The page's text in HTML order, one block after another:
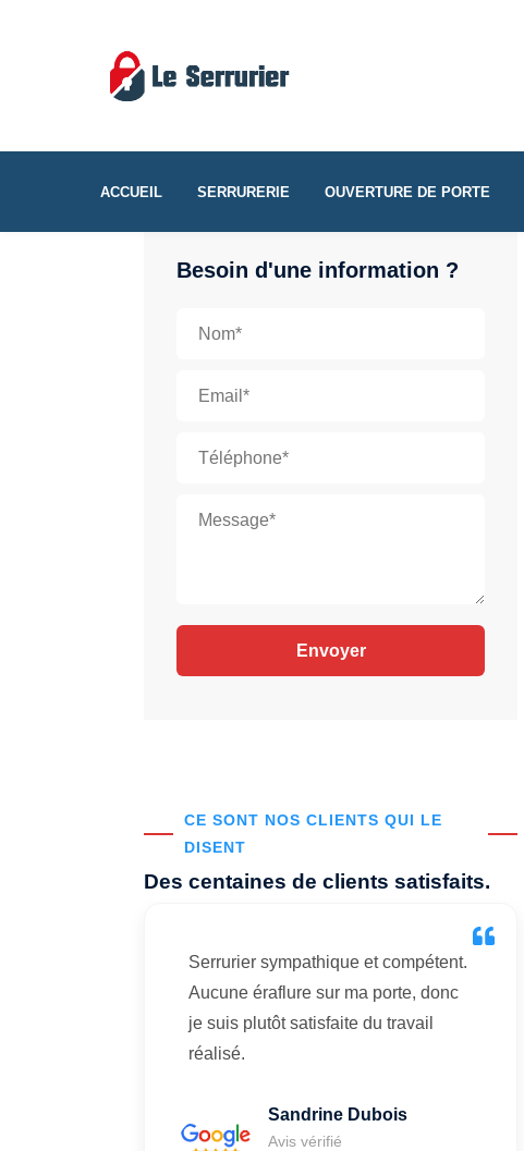
ACCUEIL SERRURERIE OUVERTURE DE PORTE
Besoin d'une information ?
CE SONT NOS CLIENTS QUI LE
DISENT
Des centaines de clients satisfaits.
Serrurier sympathique et compétent.
Aucune éraflure sur ma porte, donc
je suis plutôt satisfaite du travail
réalisé.
Sandrine Dubois
Avis vérifié